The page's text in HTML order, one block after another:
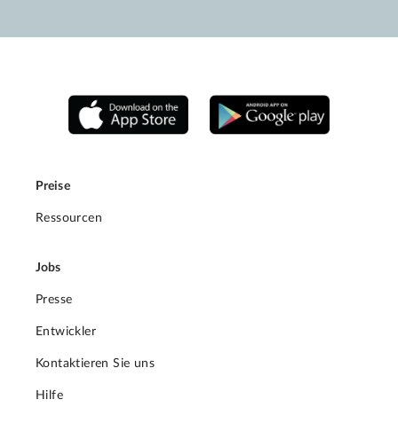
Preise
Ressourcen
Jobs
Presse
Entwickler
Kontaktieren Sie uns
Hilfe